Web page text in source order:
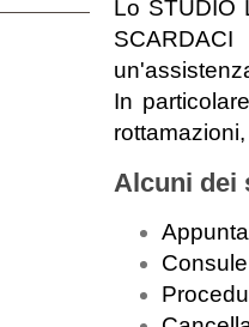
Lo STUDIO
In
Alcuni dei